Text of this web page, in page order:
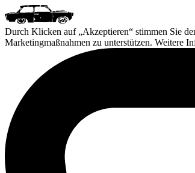
Durch Klicken auf „Akzeptieren“ stimmen Sie
Marketingmaßnahmen zu unterstützen. Weitere